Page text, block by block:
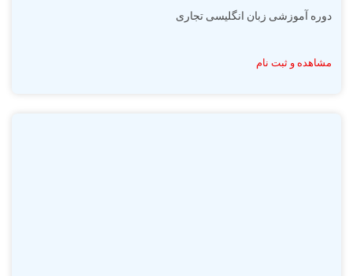
دوره آموزشی زبان انگلیسی تجاری
مشاهده و ثبت نام